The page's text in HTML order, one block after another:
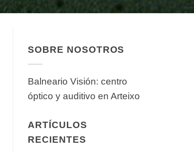
SOBRE NOSOTROS
Balneario Visión: centro
óptico y auditivo en Arteixo
ARTÍCULOS
RECIENTES